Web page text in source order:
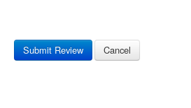
Submit Review Cancel